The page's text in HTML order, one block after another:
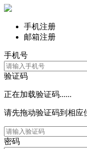
手机注册
邮箱注册
手机号
验证码
正在加载验证码......
请先拖动验证码到相应
密码